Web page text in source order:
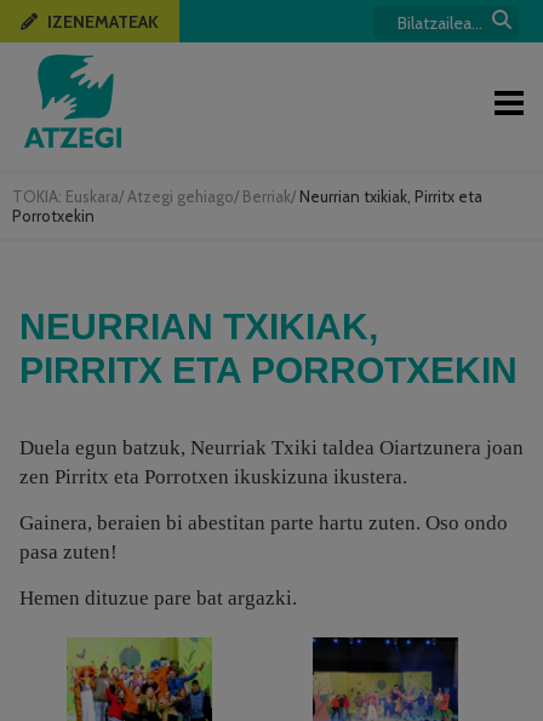
TOKIA: Euskara/ Atzegi gehiago/ Berriak/ Neurrian txikiak, Pirritx eta
Porrotxekin
IZENEMATEAK
NEURRIAN TXIKIAK,
PIRRITX ETA PORROTXEKIN
Duela egun batzuk, Neurriak Txiki taldea Oiartzunera joan
zen Pirritx eta Porrotxen ikuskizuna ikustera.
Gainera, beraien bi abestitan parte hartu zuten. Oso ondo
pasa zuten!
Hemen dituzue pare bat argazki.